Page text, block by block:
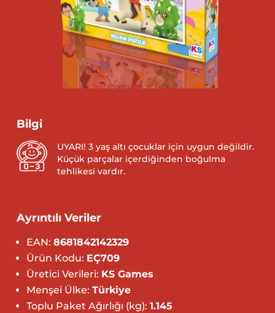
Bilgi
UYARI! 3 yaş altı çocuklar için uygun değildir.
Küçük parçalar içerdiğinden boğulma
tehlikesi vardır.
Ayrıntılı Veriler
EAN: 8681842142329
Ürün Kodu: EÇ709
Üretici Verileri: KS Games
Menşei Ülke: Türkiye
Toplu Paket Ağırlığı (kg): 1.145